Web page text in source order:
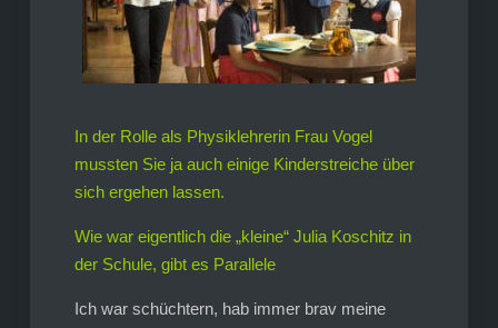
In der Rolle als Physiklehrerin Frau Vogel
mussten Sie ja auch einige Kinderstreiche über
sich ergehen lassen.
Wie war eigentlich die „kleine“ Julia Koschitz in
der Schule, gibt es Parallele
Ich war schüchtern, hab immer brav meine